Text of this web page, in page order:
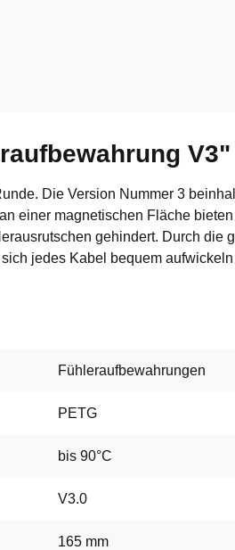
V3"
Die Version Nummer 3
einer magnetischen Fläche
gehindert. Durch
jedes Kabel bequem
Fühleraufbewahrungen
PETG
bis 90°C
V3.0
165 mm